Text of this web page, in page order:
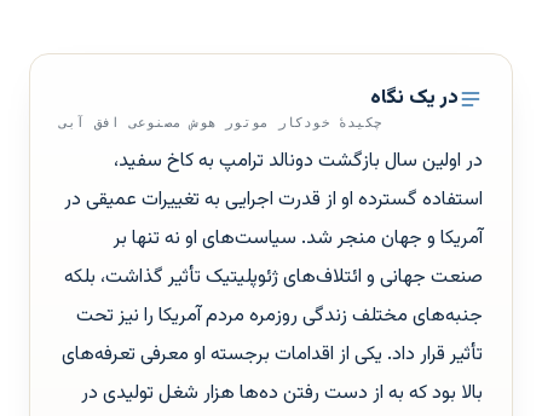
در یک نگاه
چکیدهٔ خودکار موتور هوش مصنوعی افق آبی
در اولین سال بازگشت دونالد ترامپ به کاخ سفید،
استفاده گسترده او از قدرت اجرایی به تغییرات عمیقی در
آمریکا و جهان منجر شد. سیاست‌های او نه تنها بر
صنعت جهانی و ائتلاف‌های ژئوپلیتیک تأثیر گذاشت، بلکه
جنبه‌های مختلف زندگی روزمره مردم آمریکا را نیز تحت
تأثیر قرار داد. یکی از اقدامات برجسته او معرفی تعرفه‌های
بالا بود که به از دست رفتن ده‌ها هزار شغل تولیدی در